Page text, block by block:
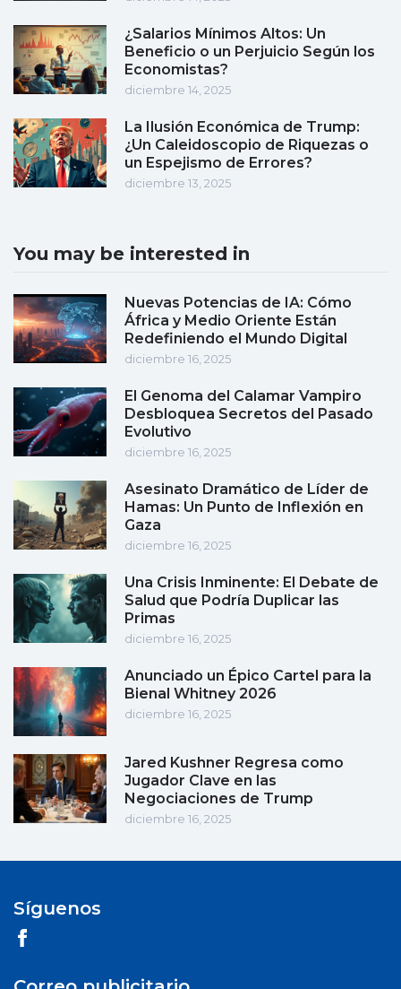
¿Salarios Mínimos Altos: Un
Beneficio o un Perjuicio Según los
Economistas?
diciembre 14, 2025
La Ilusión Económica de Trump:
¿Un Caleidoscopio de Riquezas o
un Espejismo de Errores?
diciembre 13, 2025
You may be interested in
Nuevas Potencias de IA: Cómo
África y Medio Oriente Están
Redefiniendo el Mundo Digital
diciembre 16, 2025
El Genoma del Calamar Vampiro
Desbloquea Secretos del Pasado
Evolutivo
diciembre 16, 2025
Asesinato Dramático de Líder de
Hamas: Un Punto de Inflexión en
Gaza
diciembre 16, 2025
Una Crisis Inminente: El Debate de
Salud que Podría Duplicar las
Primas
diciembre 16, 2025
Anunciado un Épico Cartel para la
Bienal Whitney 2026
diciembre 16, 2025
Jared Kushner Regresa como
Jugador Clave en las
Negociaciones de Trump
diciembre 16, 2025
Síguenos